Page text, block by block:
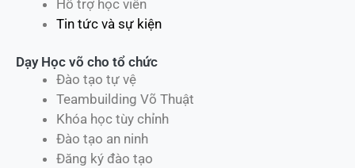
Hỗ trợ học viên
Tin tức và sự kiện
Dạy Học võ cho tổ chức
Đào tạo tự vệ
Teambuilding Võ Thuật
Khóa học tùy chỉnh
Đào tạo an ninh
Đăng ký đào tạo